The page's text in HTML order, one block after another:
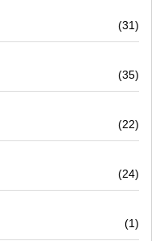
(31)
(35)
(22)
(24)
(1)